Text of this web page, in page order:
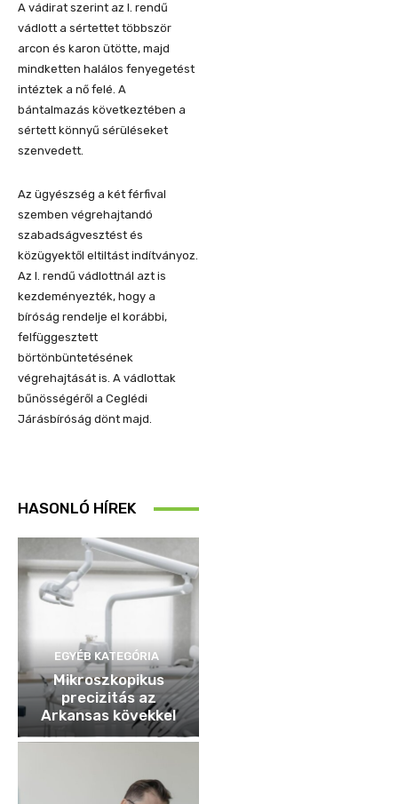
A vádirat szerint az I. rendű
vádlott a sértettet többször
arcon és karon ütötte, majd
mindketten halálos fenyegetést
intéztek a nő felé. A
bántalmazás következtében a
sértett könnyű sérüléseket
szenvedett.
Az ügyészség a két férfival
szemben végrehajtandó
szabadságvesztést és
közügyektől eltiltást indítványoz.
Az I. rendű vádlottnál azt is
kezdeményezték, hogy a
bíróság rendelje el korábbi,
felfüggesztett
börtönbüntetésének
végrehajtását is. A vádlottak
bűnösségéről a Ceglédi
Járásbíróság dönt majd.
HASONLÓ HÍREK
EGYÉB KATEGÓRIA
Mikroszkopikus
precizitás az
Arkansas kövekkel